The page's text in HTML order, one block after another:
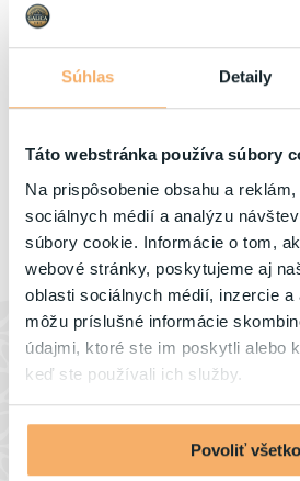
Súhlas Detaily
Táto webstránka používa súbory
Na prispôsobenie obsahu a
sociálnych médií a analýzu
súbory cookie. Informácie o tom,
webové stránky, poskytujeme aj
oblasti sociálnych médií, inzercie a
môžu príslušné informácie
údajmi, ktoré ste im poskytli alebo
keď ste používali ich služby.
Povoliť všetko
179 EUR
17
179 EUR
18
179 EUR
19 20
179 EUR
24 25 26 27
179 EUR 1. Dátum príchodu
Prosím vyberte
Novinky